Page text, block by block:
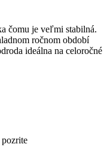
čomu je veľmi stabilná.
ročnom období
ideálna na celoročné